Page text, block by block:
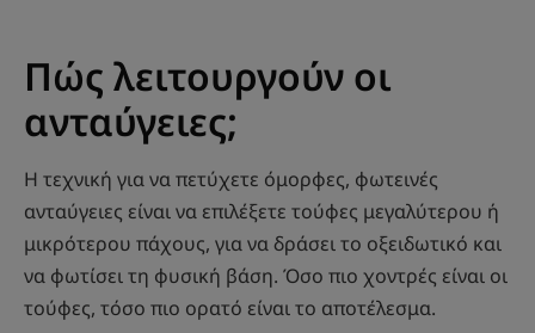
Πώς λειτουργούν οι
ανταύγειες;
Η τεχνική για να πετύχετε όμορφες, φωτεινές
ανταύγειες είναι να επιλέξετε τούφες μεγαλύτερου ή
μικρότερου πάχους, για να δράσει το οξειδωτικό και
να φωτίσει τη φυσική βάση. Όσο πιο χοντρές είναι οι
τούφες, τόσο πιο ορατό είναι το αποτέλεσμα.